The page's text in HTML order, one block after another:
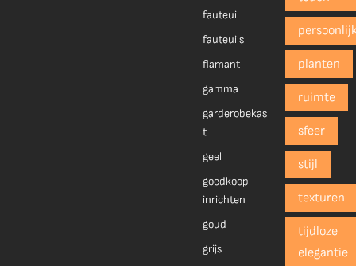
fauteuil
fauteuils
flamant
gamma
garderobekas
t
geel
goedkoop
inrichten
goud
grijs
planten
ruimte
sfeer
stijl
texturen
tijdloze
elegantie